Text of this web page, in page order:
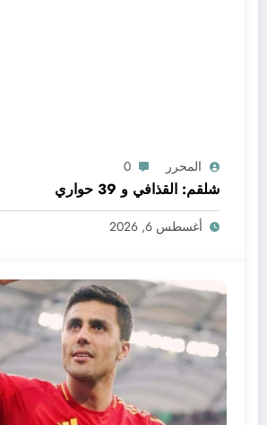
المحرر 0
شلقم: القذافي و 39 حواري
أغسطس 6, 2026